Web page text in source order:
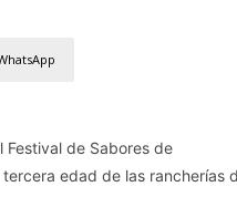
Festival de Sabores de
edad de las rancherías